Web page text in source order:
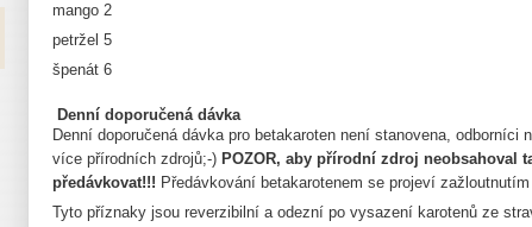
mango 2
petržel 5
špenát 6
Denní doporučená dávka
Denní doporučená dávka pro betakaroten není stanovena,
více přírodních zdrojů;-) POZOR, aby přírodní zdroj neobsahoval
předávkovat!!! Předávkování betakarotenem se projeví
Tyto příznaky jsou reverzibilní a odezní po vysazení karotenů ze